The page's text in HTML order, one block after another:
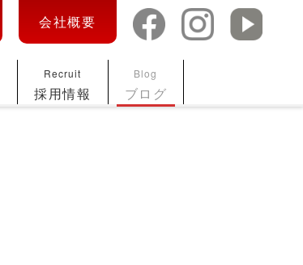
会社概要
Recruit
採用情報
Blog
ブログ